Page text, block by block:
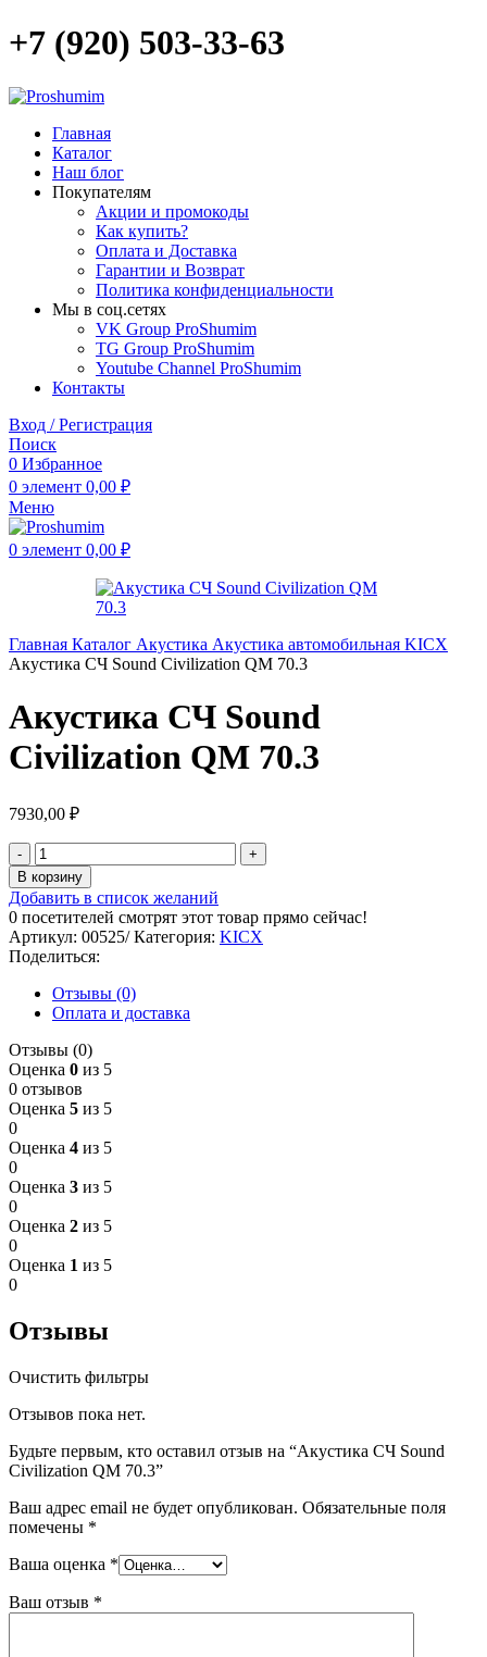
+7 (920) 503-33-63
Главная
Каталог
Наш блог
Покупателям
Акции и промокоды
Как купить?
Оплата и Доставка
Гарантии и Возврат
Политика конфиденциальности
Мы в соц.сетях
VK Group ProShumim
TG Group ProShumim
Youtube Channel ProShumim
Контакты
Вход / Регистрация
Поиск
0 Избранное
0 элемент 0,00 ₽
Меню
0 элемент 0,00 ₽
Главная Каталог Акустика Акустика автомобильная KICX
Акустика СЧ Sound Civilization QM 70.3
Акустика СЧ Sound
Civilization QM 70.3
7930,00 ₽
В корзину
Добавить в список желаний
0 посетителей смотрят этот товар прямо сейчас!
Артикул: 00525/Категория: KICX
Поделиться:
Отзывы (0)
Оплата и доставка
Отзывы (0)
Оценка 0 из 5
0 отзывов
Оценка 5 из 5
0
Оценка 4 из 5
0
Оценка 3 из 5
0
Оценка 2 из 5
0
Оценка 1 из 5
0
Отзывы
Очистить фильтры
Отзывов пока нет.
Будьте первым, кто оставил отзыв на “Акустика СЧ Sound
Civilization QM 70.3”
Ваш адрес email не будет опубликован. Обязательные поля
помечены *
Ваша оценка *
Ваш отзыв *